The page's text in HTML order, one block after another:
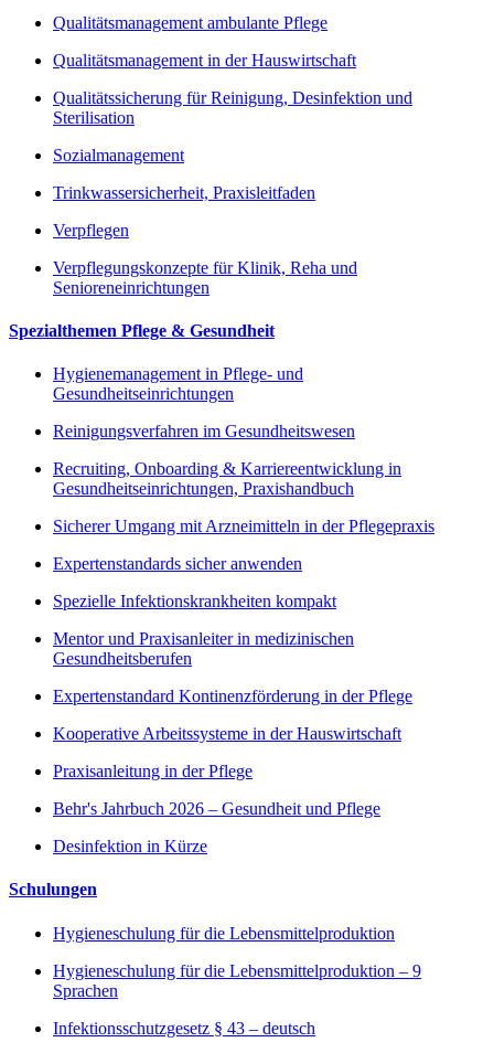
Qualitätsmanagement ambulante Pflege
Qualitätsmanagement in der Hauswirtschaft
Qualitätssicherung für Reinigung, Desinfektion und
Sterilisation
Sozialmanagement
Trinkwassersicherheit, Praxisleitfaden
Verpflegen
Verpflegungskonzepte für Klinik, Reha und
Senioreneinrichtungen
Spezialthemen Pflege & Gesundheit
Hygienemanagement in Pflege- und
Gesundheitseinrichtungen
Reinigungsverfahren im Gesundheitswesen
Recruiting, Onboarding & Karriereentwicklung in
Gesundheitseinrichtungen, Praxishandbuch
Sicherer Umgang mit Arzneimitteln in der Pflegepraxis
Expertenstandards sicher anwenden
Spezielle Infektionskrankheiten kompakt
Mentor und Praxisanleiter in medizinischen
Gesundheitsberufen
Expertenstandard Kontinenzförderung in der Pflege
Kooperative Arbeitssysteme in der Hauswirtschaft
Praxisanleitung in der Pflege
Behr's Jahrbuch 2026 – Gesundheit und Pflege
Desinfektion in Kürze
Schulungen
Hygieneschulung für die Lebensmittelproduktion
Hygieneschulung für die Lebensmittelproduktion – 9
Sprachen
Infektionsschutzgesetz § 43 – deutsch